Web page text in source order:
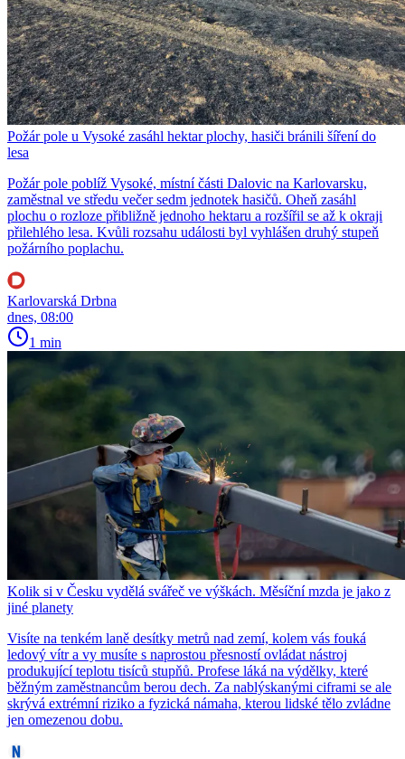
Požár pole u Vysoké zasáhl hektar plochy, hasiči bránili šíření do
lesa
Požár pole poblíž Vysoké, místní části Dalovic na Karlovarsku,
zaměstnal ve středu večer sedm jednotek hasičů. Oheň zasáhl
plochu o rozloze přibližně jednoho hektaru a rozšířil se až k okraji
přilehlého lesa. Kvůli rozsahu události byl vyhlášen druhý stupeň
požárního poplachu.
Karlovarská Drbna
dnes, 08:00
1 min
Kolik si v Česku vydělá svářeč ve výškách. Měsíční mzda je jako z
jiné planety
Visíte na tenkém laně desítky metrů nad zemí, kolem vás fouká
ledový vítr a vy musíte s naprostou přesností ovládat nástroj
produkující teplotu tisíců stupňů. Profese láká na výdělky, které
běžným zaměstnancům berou dech. Za nablýskanými ciframi se ale
skrývá extrémní riziko a fyzická námaha, kterou lidské tělo zvládne
jen omezenou dobu.